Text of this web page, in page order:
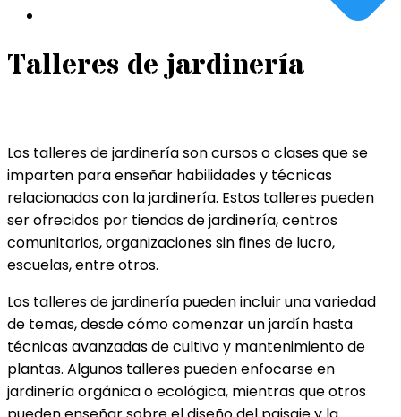
Talleres de jardinería
Los talleres de jardinería son cursos o clases que se
imparten para enseñar habilidades y técnicas
relacionadas con la jardinería. Estos talleres pueden
ser ofrecidos por tiendas de jardinería, centros
comunitarios, organizaciones sin fines de lucro,
escuelas, entre otros.
Los talleres de jardinería pueden incluir una variedad
de temas, desde cómo comenzar un jardín hasta
técnicas avanzadas de cultivo y mantenimiento de
plantas. Algunos talleres pueden enfocarse en
jardinería orgánica o ecológica, mientras que otros